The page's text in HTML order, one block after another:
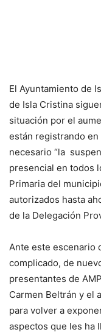
El Ayuntamiento de
de Isla Cristina
situación por el
están registrando
necesario “la
presencial en todos
Primaria del
autorizados hasta
de la Delegación
Ante este escenario
complicado, de
presentantes de
Carmen Beltrán y el
para volver a
aspectos que les ha